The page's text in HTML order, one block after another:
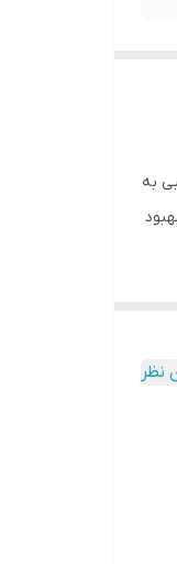
به
کرم ضدلک بالای 40 سال سینره با بهبود
نظر